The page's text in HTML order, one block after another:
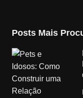
Posts Mais